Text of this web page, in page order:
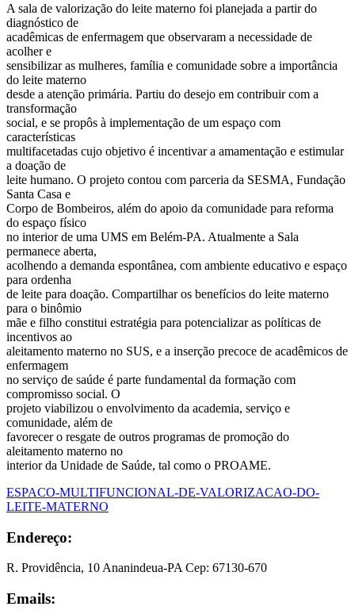
A sala de valorização do leite materno foi planejada a partir do
diagnóstico de
acadêmicas de enfermagem que observaram a necessidade de
acolher e
sensibilizar as mulheres, família e comunidade sobre a importância
do leite materno
desde a atenção primária. Partiu do desejo em contribuir com a
transformação
social, e se propôs à implementação de um espaço com
características
multifacetadas cujo objetivo é incentivar a amamentação e estimular
a doação de
leite humano. O projeto contou com parceria da SESMA, Fundação
Santa Casa e
Corpo de Bombeiros, além do apoio da comunidade para reforma
do espaço físico
no interior de uma UMS em Belém-PA. Atualmente a Sala
permanece aberta,
acolhendo a demanda espontânea, com ambiente educativo e espaço
para ordenha
de leite para doação. Compartilhar os benefícios do leite materno
para o binômio
mãe e filho constitui estratégia para potencializar as políticas de
incentivos ao
aleitamento materno no SUS, e a inserção precoce de acadêmicos de
enfermagem
no serviço de saúde é parte fundamental da formação com
compromisso social. O
projeto viabilizou o envolvimento da academia, serviço e
comunidade, além de
favorecer o resgate de outros programas de promoção do
aleitamento materno no
interior da Unidade de Saúde, tal como o PROAME.
ESPACO-MULTIFUNCIONAL-DE-VALORIZACAO-DO-
LEITE-MATERNO
Endereço:
R. Providência, 10 Ananindeua-PA Cep: 67130-670
Emails: